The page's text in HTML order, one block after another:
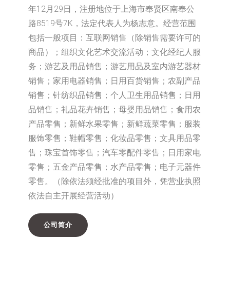
年12月29日，注册地位于上海市奉贤区南奉公
路8519号7K，法定代表人为杨志意。经营范围
包括一般项目：互联网销售（除销售需要许可的
商品）；组织文化艺术交流活动；文化经纪人服
务；游艺及用品销售；游艺用品及室内游艺器材
销售；家用电器销售；日用百货销售；农副产品
销售；针纺织品销售；个人卫生用品销售；日用
品销售；礼品花卉销售；母婴用品销售；食用农
产品零售；新鲜水果零售；新鲜蔬菜零售；服装
服饰零售；鞋帽零售；化妆品零售；文具用品零
售；珠宝首饰零售；汽车零配件零售；日用家电
零售；五金产品零售；水产品零售；电子元器件
零售。（除依法须经批准的项目外，凭营业执照
依法自主开展经营活动）
公司简介